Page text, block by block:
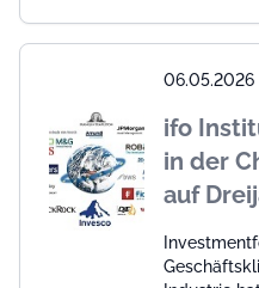
06.05.2026
ifo
in der
auf